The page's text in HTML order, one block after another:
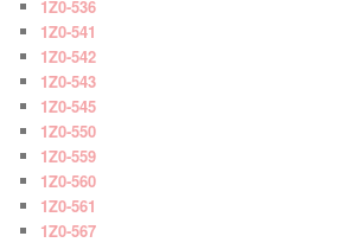
1Z0-536
1Z0-541
1Z0-542
1Z0-543
1Z0-545
1Z0-550
1Z0-559
1Z0-560
1Z0-561
1Z0-567